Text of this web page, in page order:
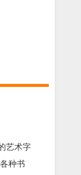
艺术字
种书